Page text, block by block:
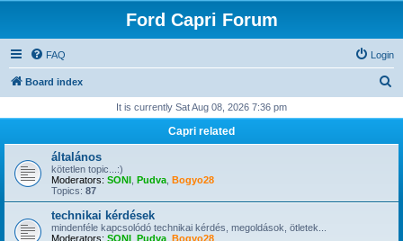
Ford Capri Forum
FAQ Login
Board index
r
It is currently Sat Aug 08, 2026 7:36 pm
Capri related
általános
kötetlen topic...:)
Moderators: SONI Pudva Bogyo28
Topics: 87
technikai kérdések
mindenféle kapcsolódó technikai kérdés, megoldások, ötletek...
Moderators: SONI Pudva Bogyo28